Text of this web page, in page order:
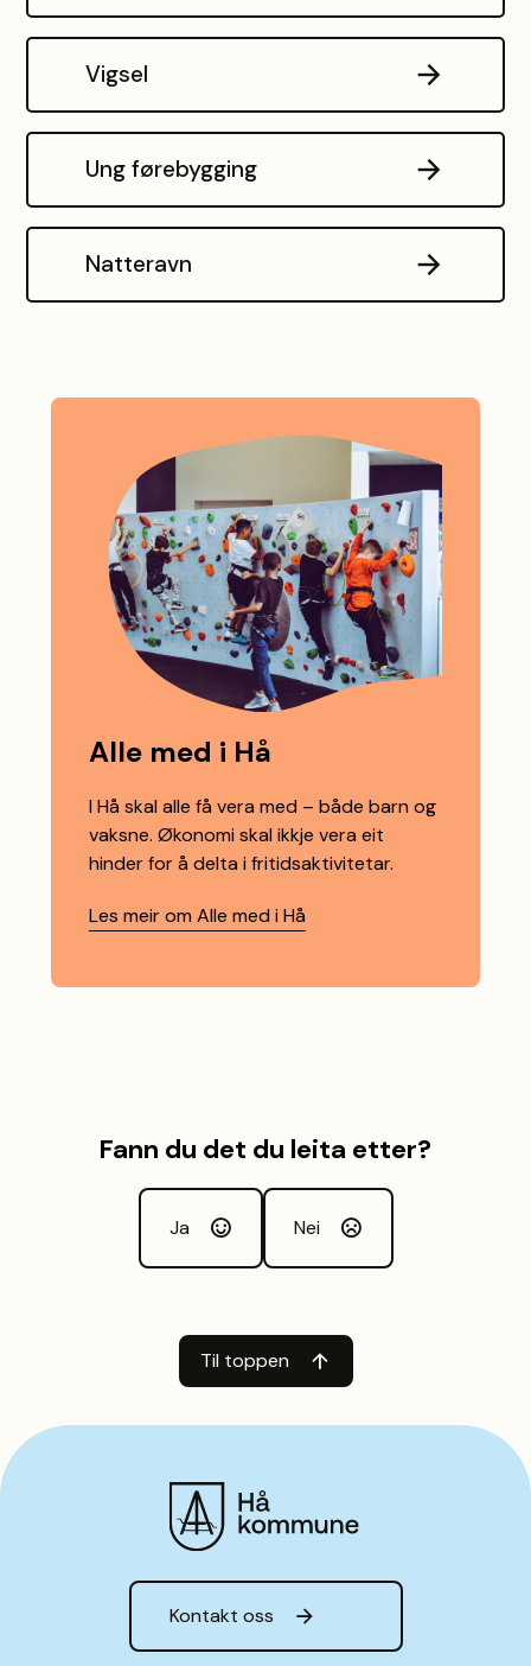
Vigsel
Ung førebygging
Natteravn
Alle med i Hå
I Hå skal alle få vera med – både barn og
vaksne. Økonomi skal ikkje vera eit
hinder for å delta i fritidsaktivitetar.
Les meir om Alle med i Hå
Fann du det du leita etter?
Ja Nei
Til toppen
Kontakt oss